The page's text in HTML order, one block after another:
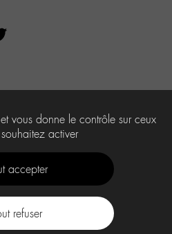
vous donne le contrôle sur ceux
activer
accepter
refuser